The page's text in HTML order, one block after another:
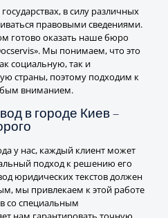
в силу различных
правовыми сведениями.
готово оказать наше бюро
Мы понимаем, что это
социальную, так и
страны, поэтому подходим к
вниманием.
в городе Киев –
у нас, каждый клиент может
подход к решению его
юридических текстов должен
мы привлекаем к этой работе
со специальным